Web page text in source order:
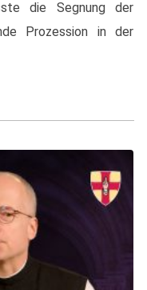
die Segnung der
Prozession in der